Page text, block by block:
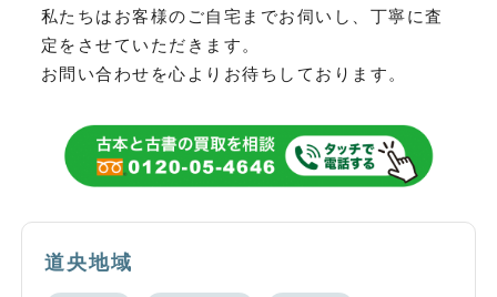
私たちはお客様のご自宅までお伺いし、丁寧に査
定をさせていただきます。
お問い合わせを心よりお待ちしております。
道央地域